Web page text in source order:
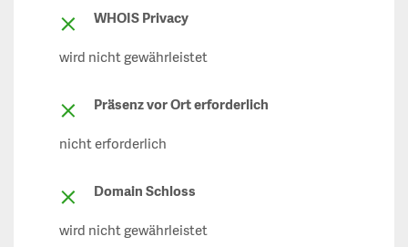
WHOIS Privacy
wird nicht gewährleistet
Präsenz vor Ort erforderlich
nicht erforderlich
Domain Schloss
wird nicht gewährleistet